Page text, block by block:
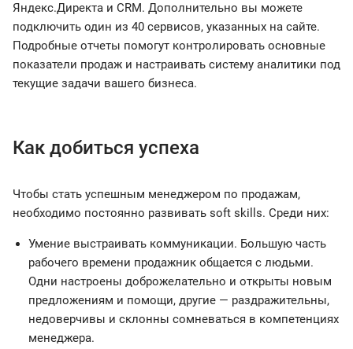
Яндекс.Директа и CRM. Дополнительно вы можете
подключить один из 40 сервисов, указанных на сайте.
Подробные отчеты помогут контролировать основные
показатели продаж и настраивать систему аналитики под
текущие задачи вашего бизнеса.
Как добиться успеха
Чтобы стать успешным менеджером по продажам,
необходимо постоянно развивать soft skills. Среди них:
Умение выстраивать коммуникации. Большую часть
рабочего времени продажник общается с людьми.
Одни настроены доброжелательно и открыты новым
предложениям и помощи, другие — раздражительны,
недоверчивы и склонны сомневаться в компетенциях
менеджера.